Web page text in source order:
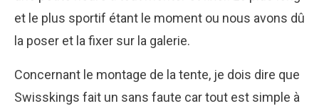
et le plus sportif étant le moment ou nous avons dû
la poser et la fixer sur la galerie.
Concernant le montage de la tente, je dois dire que
Swisskings fait un sans faute car tout est simple à